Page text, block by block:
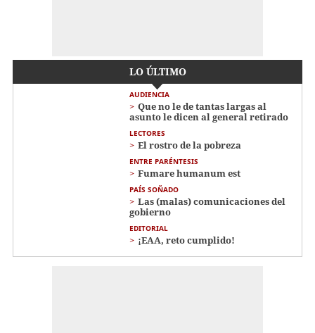
LO ÚLTIMO
AUDIENCIA
Que no le de tantas largas al
asunto le dicen al general retirado
LECTORES
El rostro de la pobreza
ENTRE PARÉNTESIS
Fumare humanum est
PAÍS SOÑADO
Las (malas) comunicaciones del
gobierno
EDITORIAL
¡EAA, reto cumplido!